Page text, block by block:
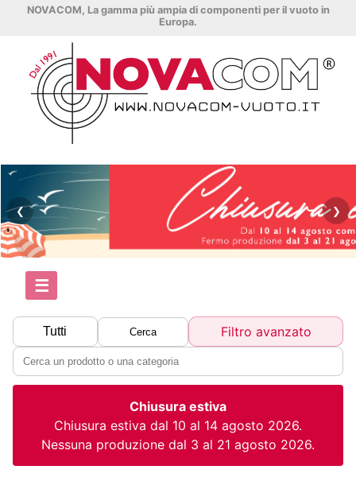
NOVACOM, La gamma più ampia di componenti per il vuoto in
Europa.
❮ ❯
☰
Tutti Cerca Filtro avanzato
Chiusura estiva
Chiusura estiva dal 10 al 14 agosto 2026.
Nessuna produzione dal 3 al 21 agosto 2026.